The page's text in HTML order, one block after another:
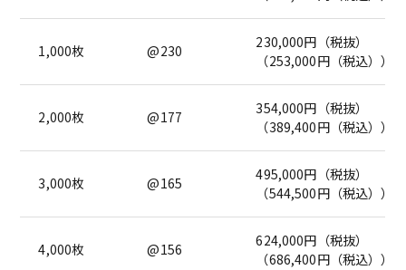
1,000枚 @230
230,000円（税抜）
（253,000円（税込））
2,000枚 @177
354,000円（税抜）
（389,400円（税込））
3,000枚 @165
495,000円（税抜）
（544,500円（税込））
4,000枚 @156
624,000円（税抜）
（686,400円（税込））